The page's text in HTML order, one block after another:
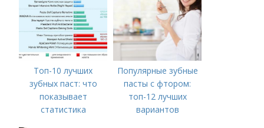
Топ-10 лучших
зубных паст: что
показывает
статистика
Популярные зубные
пасты с фтором:
топ-12 лучших
вариантов